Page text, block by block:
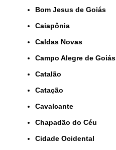
Bom Jesus de Goiás
Caiapônia
Caldas Novas
Campo Alegre de Goiás
Catalão
Catação
Cavalcante
Chapadão do Céu
Cidade Ocidental